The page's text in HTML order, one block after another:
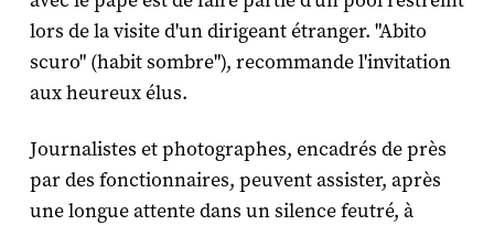
lors de la visite d'un dirigeant étranger. "Abito
scuro" (habit sombre"), recommande l'invitation
aux heureux élus.
Journalistes et photographes, encadrés de près
par des fonctionnaires, peuvent assister, après
une longue attente dans un silence feutré, à